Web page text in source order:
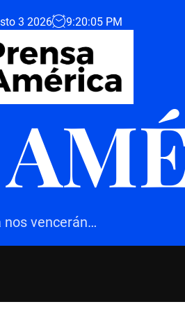
3 2026 9:20:06 PM
nos vencerán…